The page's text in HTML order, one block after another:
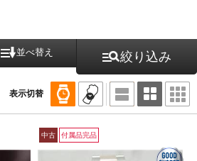
並べ替え 絞り込み
表示切替
中古 付属品完品